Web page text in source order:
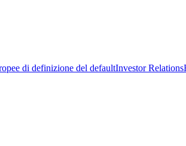
di definizione del defaultInvestor Relations